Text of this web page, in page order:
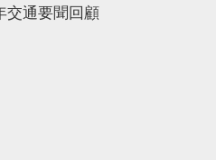
交通要聞回顧